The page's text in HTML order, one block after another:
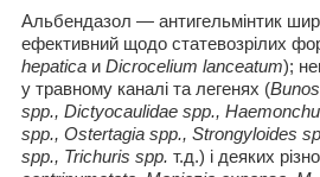
Альбендазол — антигельмінтик
ефективний щодо статевозрілих
hepatica и Dicrocelium lanceatum);
у травному каналі та легенях (
spp., Dictyocaulidae spp.,
spp., Ostertagia spp., Strongyloides
spp., Trichuris spp. т.д.) і деяких